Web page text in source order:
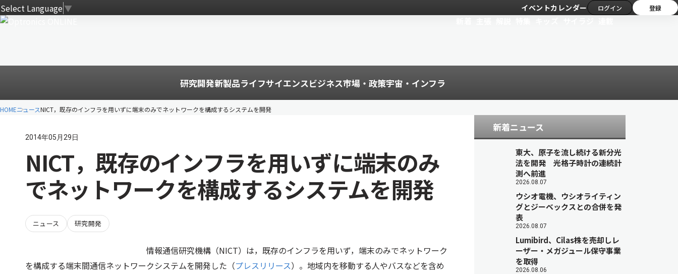
Select Language▼ イベントカレンダー ログイン 登録
研究開発新製品ライフサイエンスビジネス市場・政策宇宙・インフラ
HOMEニュースNICT，既存のインフラを用いずに端末のみでネットワークを構成するシステムを開発
2014年05月29日
NICT，既存のインフラを用いずに端末のみ
でネットワークを構成するシステムを開発
ニュース 研究開発
情報通信研究機構（NICT）は，既存のインフラを用いず，端末のみでネットワーク
を構成する端末間通信ネットワークシステムを開発した（プレスリリース）。地域内を移動する人やバスなどを含め
新着ニュース
東大、原子を流し続ける新分光
法を開発 光格子時計の連続計
測へ前進
2026.08.07
ウシオ電機、ウシオライティン
グとジーベックスとの合併を発
表
2026.08.07
Lumibird、Cilas株を売却しレ
ーザー・メガジュール保守事業
を取得
2026.08.06